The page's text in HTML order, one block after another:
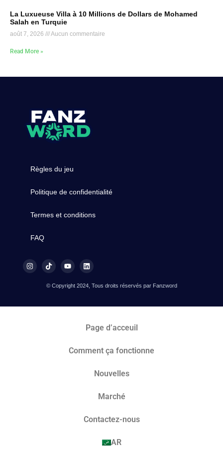
La Luxueuse Villa à 10 Millions de Dollars de Mohamed
Salah en Turquie
août 7, 2026 Aucun commentaire
Read More »
Règles du jeu
Politique de confidentialité
Termes et conditions
FAQ
© Copyright 2024, Tous droits réservés par Fanzword
Page d’acceuil
Comment ça fonctionne
Nouvelles
Marché​
Contactez-nous
AR